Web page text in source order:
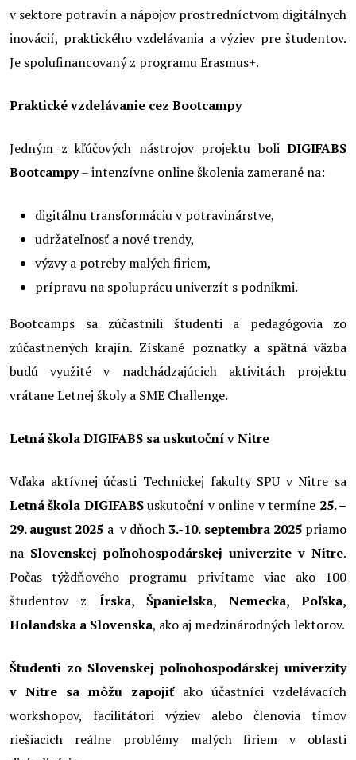
v sektore potravín a nápojov prostredníctvom digitálnych
inovácií, praktického vzdelávania a výziev pre študentov.
Je spolufinancovaný z programu Erasmus+.
Praktické vzdelávanie cez Bootcampy
Jedným z kľúčových nástrojov projektu boli DIGIFABS
Bootcampy– intenzívne online školenia zamerané na:
digitálnu transformáciu v potravinárstve,
udržateľnosť a nové trendy,
výzvy a potreby malých firiem,
prípravu na spoluprácu univerzít s podnikmi.
Bootcamps sa zúčastnili študenti a pedagógovia zo
zúčastnených krajín. Získané poznatky a spätná väzba
budú využité v nadchádzajúcich aktivitách projektu
vrátane Letnej školy a SME Challenge.
Letná škola DIGIFABS sa uskutoční v Nitre
Vďaka aktívnej účasti Technickej fakulty SPU v Nitre sa
Letná škola DIGIFABSuskutoční v online v termíne 25. –
29. august 2025 a v dňoch 3.-10. septembra 2025priamo
na Slovenskej poľnohospodárskej univerzite v Nitre.
Počas týždňového programu privítame viac ako 100
študentov z Írska, Španielska, Nemecka, Poľska,
Holandska a Slovenska, ako aj medzinárodných lektorov.
Študenti zo Slovenskej poľnohospodárskej univerzity
v Nitre sa môžu zapojiťako účastníci vzdelávacích
workshopov, facilitátori výziev alebo členovia tímov
riešiacich reálne problémy malých firiem v oblasti